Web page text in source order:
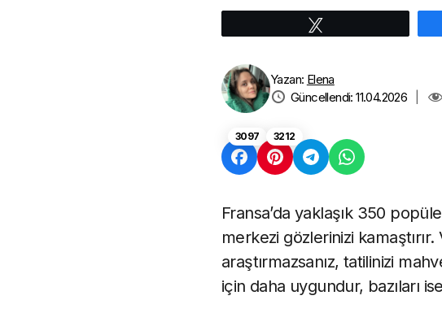
Yazan: Elena
Güncellendi: 11.04.2026
3097 3212
Fransa’da yaklaşık 350
merkezi gözlerinizi
araştırmazsanız, tatilinizi
için daha uygundur, bazıları